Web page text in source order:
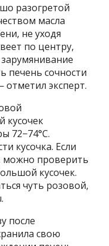
разогретой
масла
не уходя
по центру,
печень сочности
отметил эксперт.
кусочек
72−74°C.
кусочка. Если
можно проверить
кусочек.
чуть розовой,
после
свою